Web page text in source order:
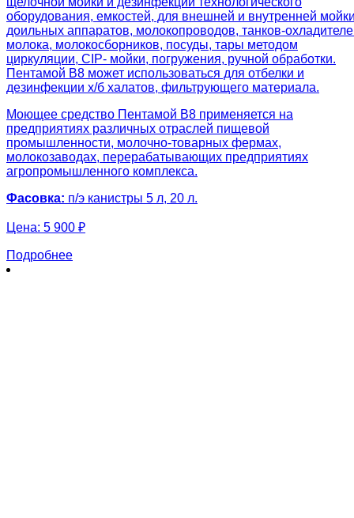
оборудования, емкостей, для внешней и внутренней
доильных аппаратов, молокопроводов, танков-
молока, молокосборников, посуды, тары методом
циркуляции, CIP- мойки, погружения, ручной обработки.
Пентамой В8 может использоваться для отбелки и
дезинфекции х/б халатов, фильтрующего материала.
Моющее средство Пентамой В8 применяется на
предприятиях различных отраслей пищевой
промышленности, молочно-товарных фермах,
молокозаводах, перерабатывающих предприятиях
агропромышленного комплекса.
Фасовка: п/э канистры 5 л, 20 л.
Цена: 5 900 ₽
Подробнее